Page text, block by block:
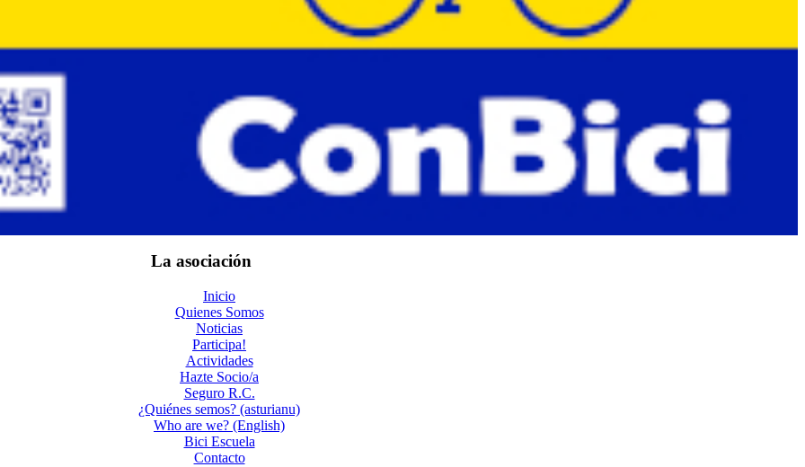
La asociación
Inicio
Quienes Somos
Noticias
Participa!
Actividades
Hazte Socio/a
Seguro R.C.
¿Quiénes semos? (asturianu)
Who are we? (English)
Bici Escuela
Contacto